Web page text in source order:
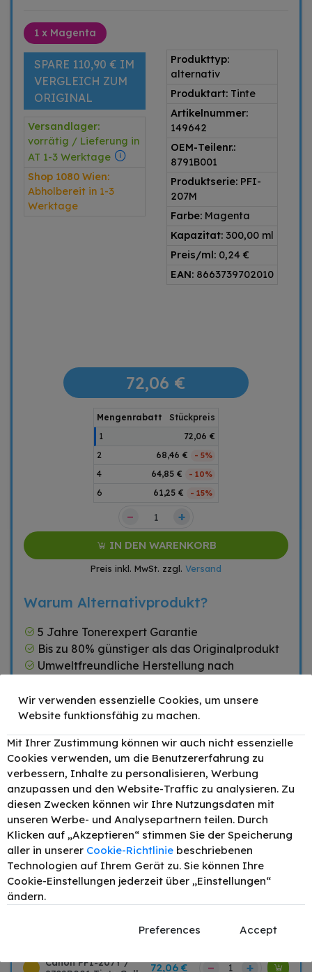
1 x Magenta
SPARE 110,90 € IM
VERGLEICH ZUM
ORIGINAL
Versandlager:
vorrätig / Lieferung in
AT 1-3 Werktage
Shop 1080 Wien:
Abholbereit in 1-3
Werktage
Produkttyp:
alternativ
Produktart: Tinte
Artikelnummer:
149642
OEM-Teilenr.:
8791B001
Produktserie: PFI-
207M
Farbe: Magenta
Kapazitat: 300,00 ml
Preis/ml: 0,24 €
EAN: 8663739702010
72,06 €
Mengenrabatt
Stückpreis
1
72,06 €
2
68,46 € - 5%
4 64,85 € - 10%
6 61,25 € - 15%
– +
IN DEN WARENKORB
Preis inkl. MwSt. zzgl. Versand
Warum Alternativprodukt?
5 Jahre Tonerexpert Garantie
Bis zu 80% günstiger als das Originalprodukt
Umweltfreundliche Herstellung nach
Hohe Druckqualität nach ISO9001
Zubehör
TONEX alternativ für
Canon PFI-207BK /
8789B001 Tinte
Schwarz 300ml
72,06 € – +
TONEX alternativ für
Canon PFI-207MBK /
8788B001 Tinte Matt
Schwarz 300ml
72,06 € – +
für Canon PFI-207C
Canon PFI-207Y /
72,06 € – +
Wir verwenden essenzielle Cookies, um unsere
Website funktionsfähig zu machen.
Mit Ihrer Zustimmung können wir auch nicht essenzielle
Cookies verwenden, um die Benutzererfahrung zu
verbessern, Inhalte zu personalisieren, Werbung
anzupassen und den Website-Traffic zu analysieren. Zu
diesen Zwecken können wir Ihre Nutzungsdaten mit
unseren Werbe- und Analysepartnern teilen. Durch
Klicken auf „Akzeptieren“ stimmen Sie der Speicherung
aller in unserer Cookie-Richtlinie beschriebenen
Technologien auf Ihrem Gerät zu. Sie können Ihre
Cookie-Einstellungen jederzeit über „Einstellungen“
ändern.
Preferences Accept